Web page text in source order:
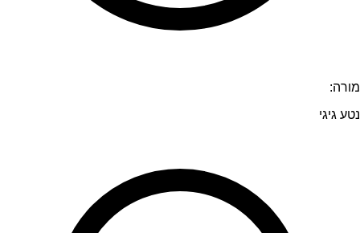
מורה:
נטע גיגי